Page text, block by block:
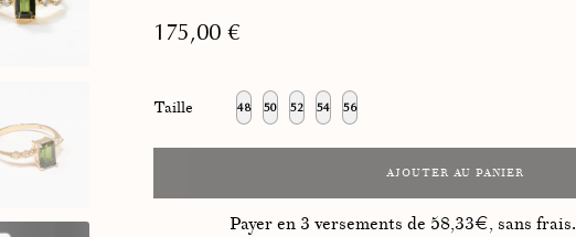
175,00 €
Taille 48 50 52 54 56
AJOUTER AU PANIER
Payer en 3 versements de 58,33€, sans frais.